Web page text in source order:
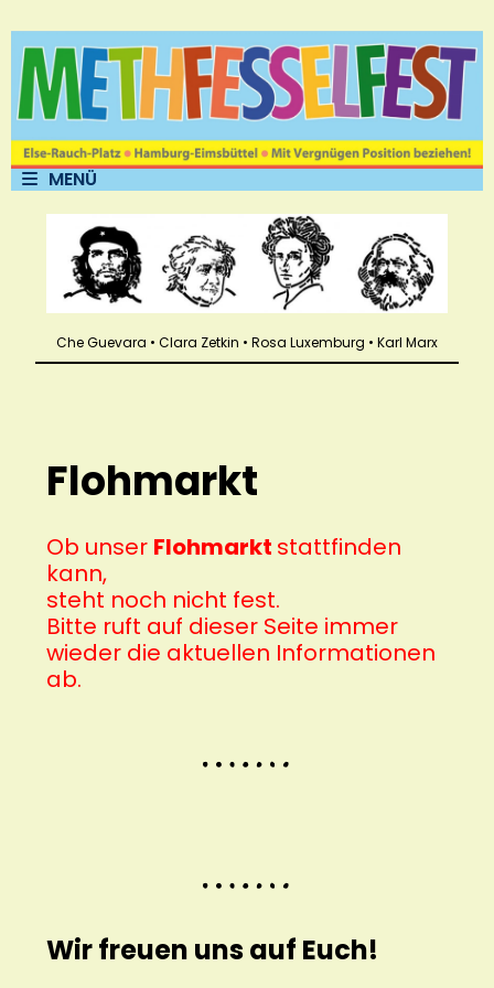
MENÜ
Che Guevara • Clara Zetkin • Rosa Luxemburg • Karl Marx
Flohmarkt
Ob unser Flohmarkt stattfinden
kann,
steht noch nicht fest.
Bitte ruft auf dieser Seite immer
wieder die aktuellen Informationen
ab.
Wir freuen uns auf Euch!